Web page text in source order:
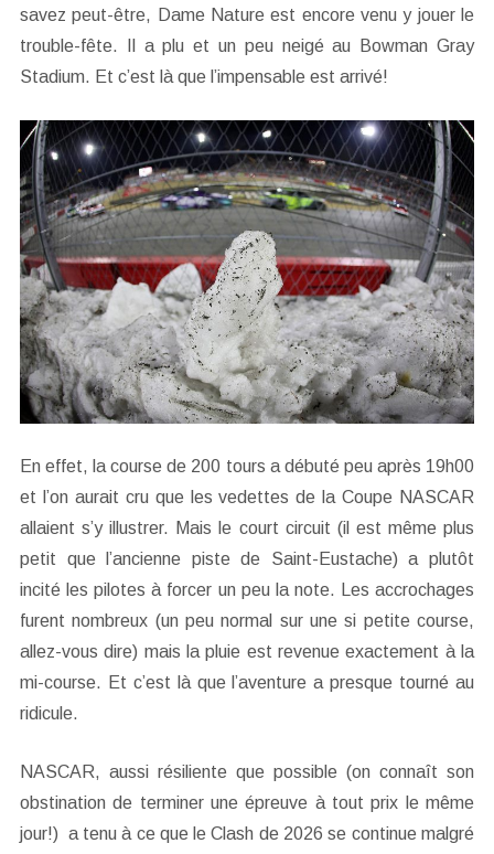
savez peut-être, Dame Nature est encore venu y jouer le
trouble-fête. Il a plu et un peu neigé au Bowman Gray
Stadium. Et c’est là que l’impensable est arrivé!
En effet, la course de 200 tours a débuté peu après 19h00
et l’on aurait cru que les vedettes de la Coupe NASCAR
allaient s’y illustrer. Mais le court circuit (il est même plus
petit que l’ancienne piste de Saint-Eustache) a plutôt
incité les pilotes à forcer un peu la note. Les accrochages
furent nombreux (un peu normal sur une si petite course,
allez-vous dire) mais la pluie est revenue exactement à la
mi-course. Et c’est là que l’aventure a presque tourné au
ridicule.
NASCAR, aussi résiliente que possible (on connaît son
obstination de terminer une épreuve à tout prix le même
jour!) a tenu à ce que le Clash de 2026 se continue malgré